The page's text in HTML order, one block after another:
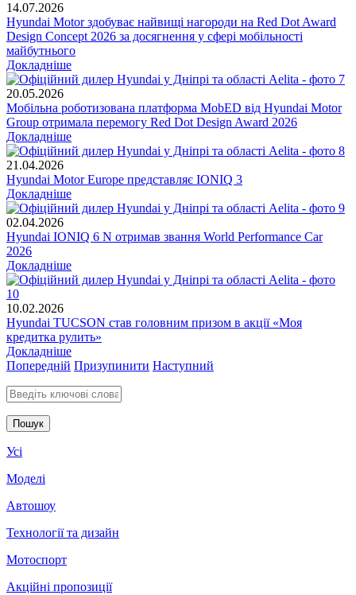
14.07.2026
Hyundai Motor здобуває найвищі нагороди на Red Dot Award
Design Concept 2026 за досягнення у сфері мобільності
майбутнього
Докладніше
20.05.2026
Мобільна роботизована платформа MobED від Hyundai Motor
Group отримала перемогу Red Dot Design Award 2026
Докладніше
21.04.2026
Hyundai Motor Europe представляє IONIQ 3
Докладніше
02.04.2026
Hyundai IONIQ 6 N отримав звання World Performance Car
2026
Докладніше
10.02.2026
Hyundai TUCSON став головним призом в акції «Моя
кредитка рулить»
Докладніше
Попередній Призупинити Наступний
Введіть ключові слова для пошуку
Усі
Моделі
Автошоу
Технології та дизайн
Мотоспорт
Акційні пропозиції